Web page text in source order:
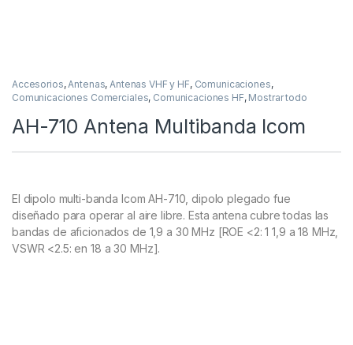
Accesorios,Antenas,Antenas VHF y HF, Comunicaciones,
Comunicaciones Comerciales, Comunicaciones HF, Mostrar todo
AH-710 Antena Multibanda Icom
El dipolo multi-banda Icom AH-710, dipolo plegado fue
diseñado para operar al aire libre. Esta antena cubre todas las
bandas de aficionados de 1,9 a 30 MHz [ROE <2: 1 1,9 a 18 MHz,
VSWR <2.5: en 18 a 30 MHz].